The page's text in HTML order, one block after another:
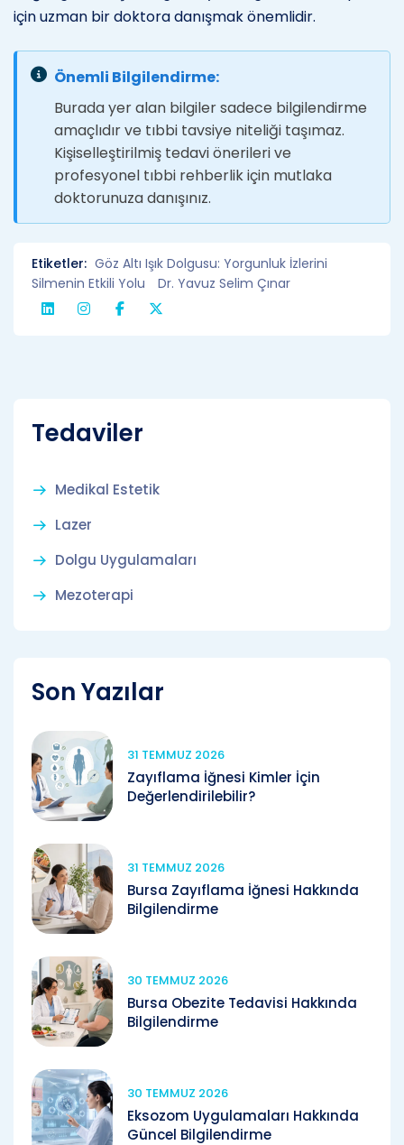
için uzman bir doktora danışmak önemlidir.
Önemli Bilgilendirme:
Burada yer alan bilgiler sadece bilgilendirme
amaçlıdır ve tıbbi tavsiye niteliği taşımaz.
Kişiselleştirilmiş tedavi önerileri ve
profesyonel tıbbi rehberlik için mutlaka
doktorunuza danışınız.
Etiketler: Göz Altı Işık Dolgusu: Yorgunluk İzlerini
Silmenin Etkili Yolu
Dr. Yavuz Selim Çınar
Tedaviler
Medikal Estetik
Lazer
Dolgu Uygulamaları
Mezoterapi
Son Yazılar
31 TEMMUZ 2026
Zayıflama İğnesi Kimler İçin
Değerlendirilebilir?
31 TEMMUZ 2026
Bursa Zayıflama İğnesi Hakkında
Bilgilendirme
30 TEMMUZ 2026
Bursa Obezite Tedavisi Hakkında
Bilgilendirme
30 TEMMUZ 2026
Eksozom Uygulamaları Hakkında
Güncel Bilgilendirme